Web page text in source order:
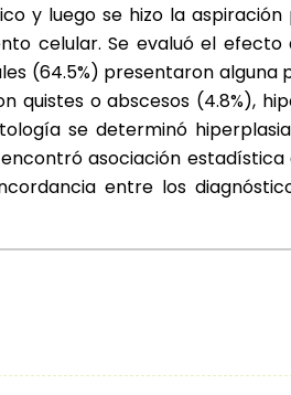
y luego se hizo la
celular. Se evaluó el
(64.5%) presentaron
o abscesos (4.8%),
se determinó
asociación
entre los